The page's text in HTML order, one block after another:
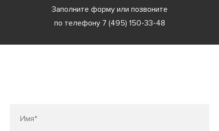
Заполните форму или позвоните
по телефону 7 (495) 150-33-48
Имя*